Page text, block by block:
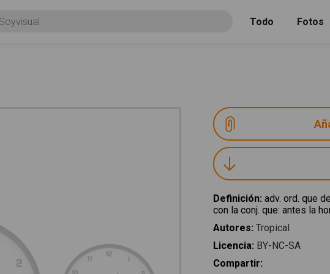
Todo Fotos
Definición: adv. ord. que
con la conj. que: antes la
Autores: Tropical
Licencia: BY-NC-SA
Compartir: